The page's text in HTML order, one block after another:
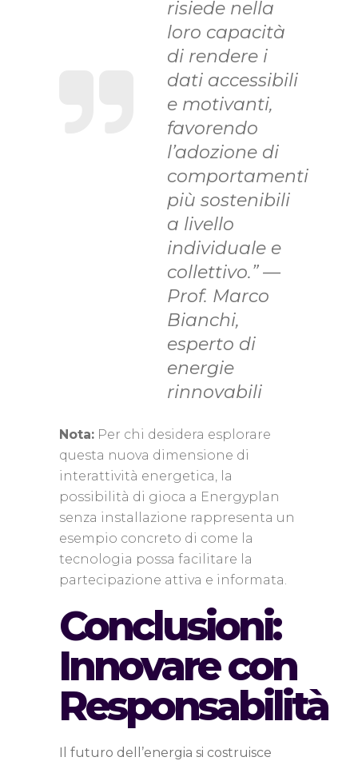
risiede nella
loro capacità
di rendere i
dati accessibili
e motivanti,
favorendo
l’adozione di
comportamenti
più sostenibili
a livello
individuale e
collettivo.” —
Prof. Marco
Bianchi,
esperto di
energie
rinnovabili
Nota: Per chi desidera esplorare
questa nuova dimensione di
interattività energetica, la
possibilità di gioca a Energyplan
senza installazione rappresenta un
esempio concreto di come la
tecnologia possa facilitare la
partecipazione attiva e informata.
Conclusioni:
Innovare con
Responsabilità
Il futuro dell’energia si costruisce